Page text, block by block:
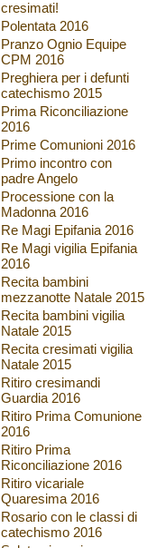
cresimati!
Polentata 2016
Pranzo Ognio Equipe
CPM 2016
Preghiera per i defunti
catechismo 2015
Prima Riconciliazione
2016
Prime Comunioni 2016
Primo incontro con
padre Angelo
Processione con la
Madonna 2016
Re Magi Epifania 2016
Re Magi vigilia Epifania
2016
Recita bambini
mezzanotte Natale 2015
Recita bambini vigilia
Natale 2015
Recita cresimati vigilia
Natale 2015
Ritiro cresimandi
Guardia 2016
Ritiro Prima Comunione
2016
Ritiro Prima
Riconciliazione 2016
Ritiro vicariale
Quaresima 2016
Rosario con le classi di
catechismo 2016